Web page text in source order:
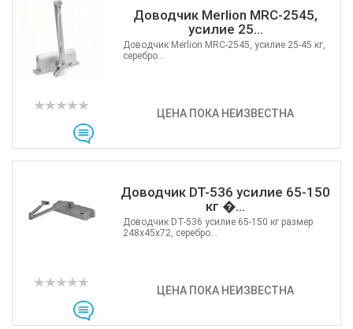
Доводчик Merlion MRC-2545,
усилие 25...
ЦЕНА ПОКА НЕИЗВЕСТНА
Доводчик Merlion MRC-2545, усилие 25-45 кг,
серебро...
Доводчик DT-536 усилие 65-150
кг �...
ЦЕНА ПОКА НЕИЗВЕСТНА
Доводчик DT-536 усилие 65-150 кг размер
248x45x72, серебро...